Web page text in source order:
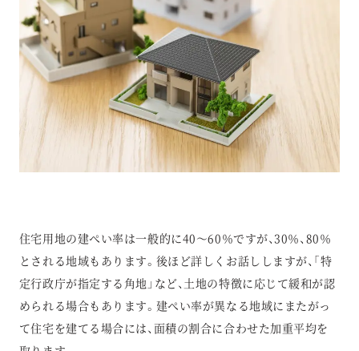
住宅用地の建ぺい率は一般的に40～60％ですが、30％、80％
とされる地域もあります。後ほど詳しくお話ししますが、「特
定行政庁が指定する角地」など、土地の特徴に応じて緩和が認
められる場合もあります。建ぺい率が異なる地域にまたがっ
て住宅を建てる場合には、面積の割合に合わせた加重平均を